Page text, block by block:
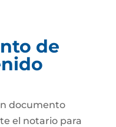
de
documento
el notario para